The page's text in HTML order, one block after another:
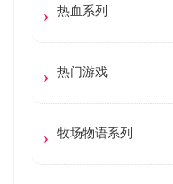
热血系列
热门游戏
牧场物语系列